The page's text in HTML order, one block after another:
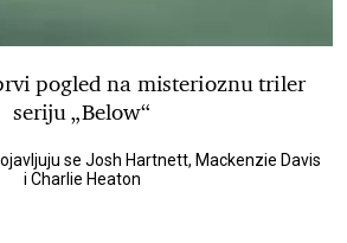
pogled na misterioznu triler
seriju „Below“
se Josh Hartnett, Mackenzie Davis
i Charlie Heaton